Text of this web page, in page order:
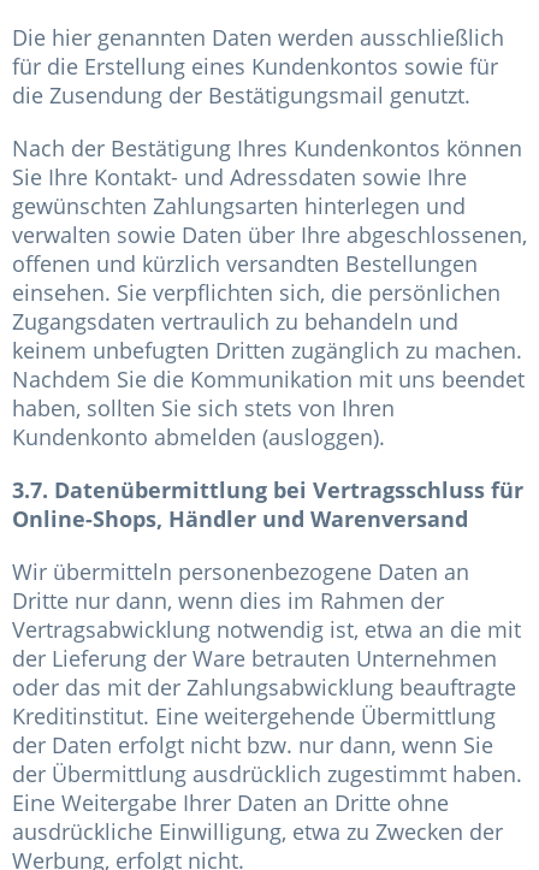
Die hier genannten Daten werden ausschließlich
für die Erstellung eines Kundenkontos sowie für
die Zusendung der Bestätigungsmail genutzt.
Nach der Bestätigung Ihres Kundenkontos können
Sie Ihre Kontakt- und Adressdaten sowie Ihre
gewünschten Zahlungsarten hinterlegen und
verwalten sowie Daten über Ihre abgeschlossenen,
offenen und kürzlich versandten Bestellungen
einsehen. Sie verpflichten sich, die persönlichen
Zugangsdaten vertraulich zu behandeln und
keinem unbefugten Dritten zugänglich zu machen.
Nachdem Sie die Kommunikation mit uns beendet
haben, sollten Sie sich stets von Ihren
Kundenkonto abmelden (ausloggen).
3.7. Datenübermittlung bei Vertragsschluss für
Online-Shops, Händler und Warenversand
Wir übermitteln personenbezogene Daten an
Dritte nur dann, wenn dies im Rahmen der
Vertragsabwicklung notwendig ist, etwa an die mit
der Lieferung der Ware betrauten Unternehmen
oder das mit der Zahlungsabwicklung beauftragte
Kreditinstitut. Eine weitergehende Übermittlung
der Daten erfolgt nicht bzw. nur dann, wenn Sie
der Übermittlung ausdrücklich zugestimmt haben.
Eine Weitergabe Ihrer Daten an Dritte ohne
ausdrückliche Einwilligung, etwa zu Zwecken der
Werbung, erfolgt nicht.